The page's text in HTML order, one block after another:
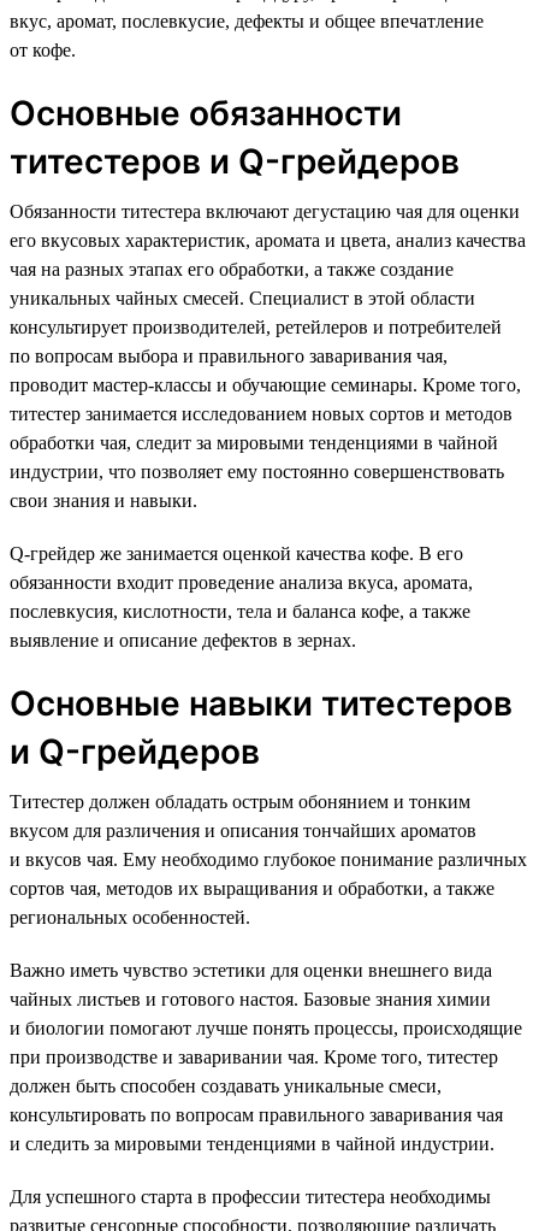
вкус, аромат, послевкусие, дефекты и общее впечатление
от кофе.
Основные обязанности
титестеров и Q-грейдеров
Обязанности титестера включают дегустацию чая для оценки
его вкусовых характеристик, аромата и цвета, анализ качества
чая на разных этапах его обработки, а также создание
уникальных чайных смесей. Специалист в этой области
консультирует производителей, ретейлеров и потребителей
по вопросам выбора и правильного заваривания чая,
проводит мастер-классы и обучающие семинары. Кроме того,
титестер занимается исследованием новых сортов и методов
обработки чая, следит за мировыми тенденциями в чайной
индустрии, что позволяет ему постоянно совершенствовать
свои знания и навыки.
Q-грейдер же занимается оценкой качества кофе. В его
обязанности входит проведение анализа вкуса, аромата,
послевкусия, кислотности, тела и баланса кофе, а также
выявление и описание дефектов в зернах.
Основные навыки титестеров
и Q-грейдеров
Титестер должен обладать острым обонянием и тонким
вкусом для различения и описания тончайших ароматов
и вкусов чая. Ему необходимо глубокое понимание различных
сортов чая, методов их выращивания и обработки, а также
региональных особенностей.
Важно иметь чувство эстетики для оценки внешнего вида
чайных листьев и готового настоя. Базовые знания химии
и биологии помогают лучше понять процессы, происходящие
при производстве и заваривании чая. Кроме того, титестер
должен быть способен создавать уникальные смеси,
консультировать по вопросам правильного заваривания чая
и следить за мировыми тенденциями в чайной индустрии.
Для успешного старта в профессии титестера необходимы
развитые сенсорные способности, позволяющие различать